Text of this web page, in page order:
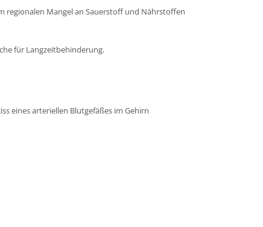
regionalen Mangel an Sauerstoff und Nährstoffen
für Langzeitbehinderung.
eines arteriellen Blutgefäßes im Gehirn